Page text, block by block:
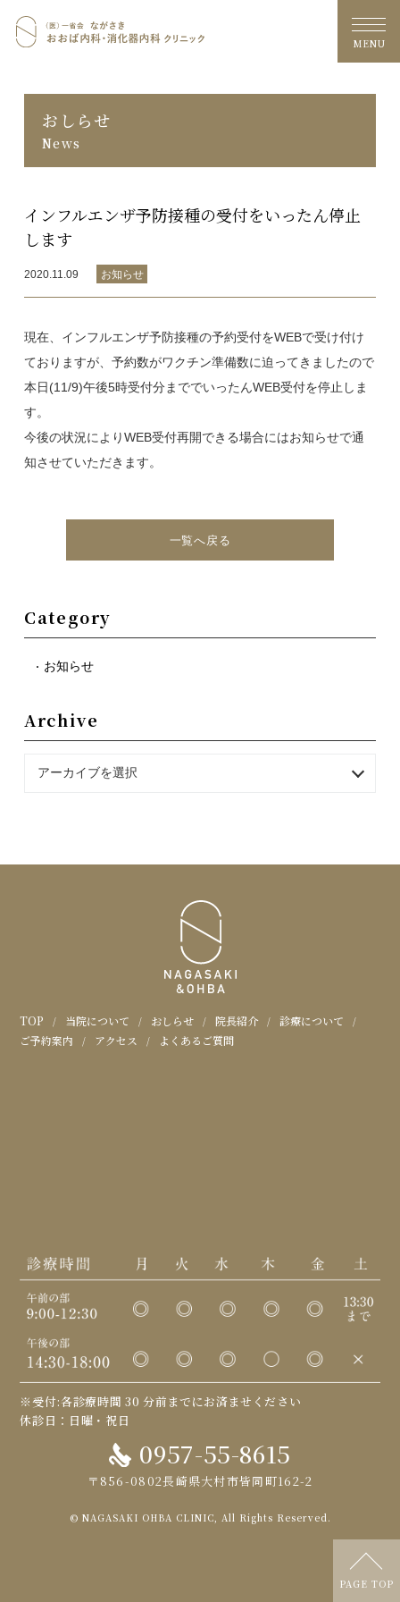
おおば内科・消化器内科クリニッ
MENU
おしらせ
News
インフルエンザ予防接種の受付をいったん停止
します
2020.11.09 お知らせ
現在、インフルエンザ予防接種の予約受付をWEBで受け付け
ておりますが、予約数がワクチン準備数に迫ってきましたので
本日(11/9)午後5時受付分まででいったんWEB受付を停止しま
す。
今後の状況によりWEB受付再開できる場合にはお知らせで通
知させていただきます。
一覧へ戻る
Category
お知らせ
Archive
アーカイブを選択
TOP 当院について おしらせ 院長紹介
診療について
ご予約案内
アクセス よくあるご質問
※受付:各診療時間 30 分前までにお済ませください
休診日：日曜・祝日
0957-55-8615
〒856-0802長崎県大村市皆同町162-2
© NAGASAKI OHBA CLINIC, All Rights Reserved.
PAGE TOP